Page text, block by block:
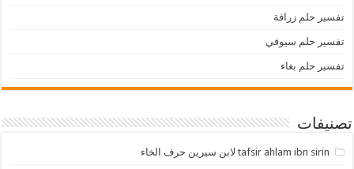
تفسير حلم زرافة
تفسير حلم سيوفي
تفسير حلم بغاء
تصنيفات
tafsir ahlam ibn sirin لابن سيرين حرف الخاء